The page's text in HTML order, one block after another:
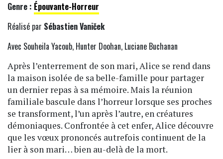
Genre : Épouvante-Horreur
Réalisé par Sébastien Vaniček
Avec Souheila Yacoub, Hunter Doohan, Luciane Buchanan
Après l’enterrement de son mari, Alice se rend dans
la maison isolée de sa belle-famille pour partager
un dernier repas à sa mémoire. Mais la réunion
familiale bascule dans l’horreur lorsque ses proches
se transforment, l’un après l’autre, en créatures
démoniaques. Confrontée à cet enfer, Alice découvre
que les vœux prononcés autrefois continuent de la
lier à son mari… bien au-delà de la mort.